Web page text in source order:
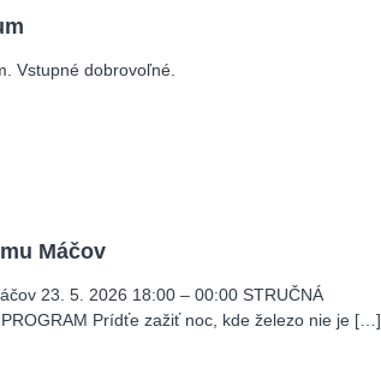
Vstupné dobrovoľné.
Máčov
23. 5. 2026 18:00 – 00:00 STRUČNÁ
PROGRAM Prídťe zažiť noc, kde železo nie je […]